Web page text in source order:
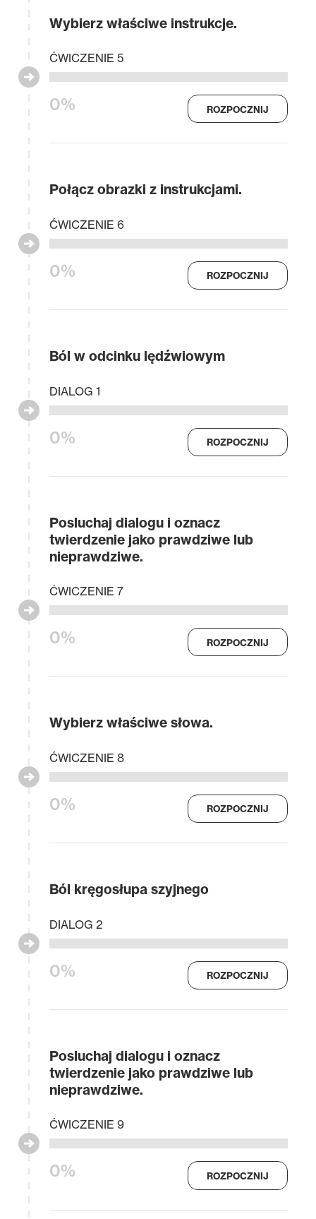
Wybierz właściwe instrukcje.
0%
ĆWICZENIE 5
ROZPOCZNIJ
Połącz obrazki z instrukcjami.
0%
ĆWICZENIE 6
ROZPOCZNIJ
Ból w odcinku lędźwiowym
0%
DIALOG 1
ROZPOCZNIJ
Posluchaj dialogu i oznacz
twierdzenie jako prawdziwe lub
nieprawdziwe.
0%
ĆWICZENIE 7
ROZPOCZNIJ
Wybierz właściwe słowa.
0%
ĆWICZENIE 8
ROZPOCZNIJ
Ból kręgosłupa szyjnego
0%
DIALOG 2
ROZPOCZNIJ
Posluchaj dialogu i oznacz
twierdzenie jako prawdziwe lub
nieprawdziwe.
0%
ĆWICZENIE 9
ROZPOCZNIJ